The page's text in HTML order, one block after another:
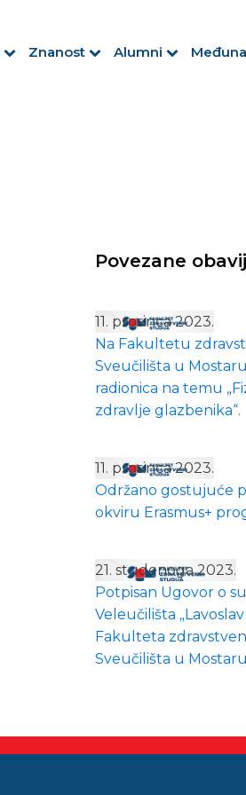
Znanost Alumni
Povezane
11. prosinca 2023.
Na Fakultetu
Sveučilišta u
radionica na temu
zdravlje glazbenika“.
11. prosinca 2023.
Održano gostujuće
okviru Erasmus+
21. studenoga 2023.
Potpisan Ugovor o
Veleučilišta „Lavoslav
Fakulteta
Sveučilišta u Mostaru